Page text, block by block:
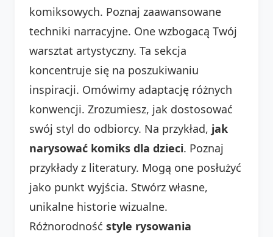
komiksowych. Poznaj zaawansowane
techniki narracyjne. One wzbogacą Twój
warsztat artystyczny. Ta sekcja
koncentruje się na poszukiwaniu
inspiracji. Omówimy adaptację różnych
konwencji. Zrozumiesz, jak dostosować
swój styl do odbiorcy. Na przykład, jak
narysować komiks dla dzieci. Poznaj
przykłady z literatury. Mogą one posłużyć
jako punkt wyjścia. Stwórz własne,
unikalne historie wizualne.
Różnorodność style rysowania